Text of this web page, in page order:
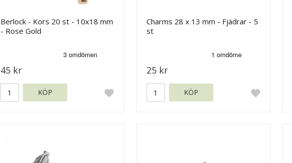
Berlock - Kors 20 st - 10x18 mm
- Rose Gold
45 kr
KÖP
Charms 28 x 13 mm - Fjädrar - 5
st
25 kr
KÖP